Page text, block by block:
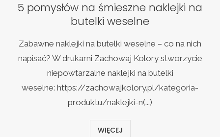
5 pomysłów na śmieszne naklejki na
butelki weselne
Zabawne naklejki na butelki weselne – co na nich
napisać? W drukarni Zachowaj Kolory stworzycie
niepowtarzalne naklejki na butelki
weselne: https://zachowajkolory.pl/kategoria-
produktu/naklejki-n(...)
WIĘCEJ